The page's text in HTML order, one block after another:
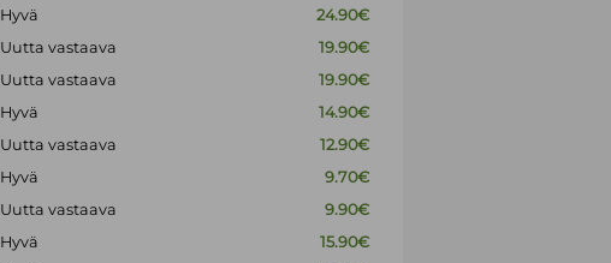
Hyvä
24.90€
Uutta vastaava
19.90€
Uutta vastaava
19.90€
Hyvä
14.90€
Uutta vastaava
12.90€
Hyvä
9.70€
Uutta vastaava
9.90€
Hyvä
15.90€